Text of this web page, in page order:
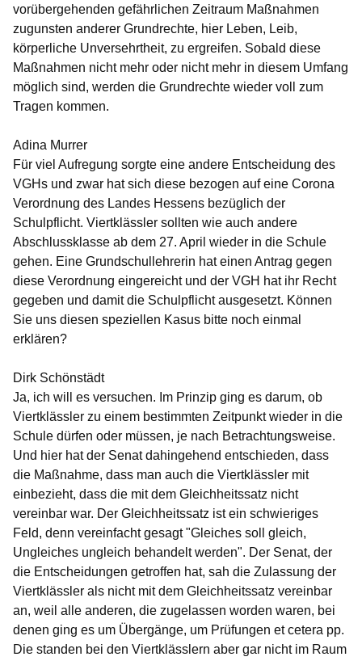
vorübergehenden gefährlichen Zeitraum Maßnahmen
zugunsten anderer Grundrechte, hier Leben, Leib,
körperliche Unversehrtheit, zu ergreifen. Sobald diese
Maßnahmen nicht mehr oder nicht mehr in diesem Umfang
möglich sind, werden die Grundrechte wieder voll zum
Tragen kommen.
Adina Murrer
Für viel Aufregung sorgte eine andere Entscheidung des
VGHs und zwar hat sich diese bezogen auf eine Corona
Verordnung des Landes Hessens bezüglich der
Schulpflicht. Viertklässler sollten wie auch andere
Abschlussklasse ab dem 27. April wieder in die Schule
gehen. Eine Grundschullehrerin hat einen Antrag gegen
diese Verordnung eingereicht und der VGH hat ihr Recht
gegeben und damit die Schulpflicht ausgesetzt. Können
Sie uns diesen speziellen Kasus bitte noch einmal
erklären?
Dirk Schönstädt
Ja, ich will es versuchen. Im Prinzip ging es darum, ob
Viertklässler zu einem bestimmten Zeitpunkt wieder in die
Schule dürfen oder müssen, je nach Betrachtungsweise.
Und hier hat der Senat dahingehend entschieden, dass
die Maßnahme, dass man auch die Viertklässler mit
einbezieht, dass die mit dem Gleichheitssatz nicht
vereinbar war. Der Gleichheitssatz ist ein schwieriges
Feld, denn vereinfacht gesagt "Gleiches soll gleich,
Ungleiches ungleich behandelt werden". Der Senat, der
die Entscheidungen getroffen hat, sah die Zulassung der
Viertklässler als nicht mit dem Gleichheitssatz vereinbar
an, weil alle anderen, die zugelassen worden waren, bei
denen ging es um Übergänge, um Prüfungen et cetera pp.
Die standen bei den Viertklässlern aber gar nicht im Raum